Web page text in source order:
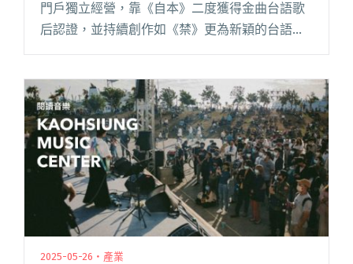
門戶獨立經營，靠《自本》二度獲得金曲台語歌
后認證，並持續創作如《禁》更為新穎的台語奇
花異草，近年觸角也更為奔放，不但與張三李
市國樂團合作演出、為電影閱讀全文 "歌手登上
歌劇院：籌備期不到四個月的曹雅雯《望南》演
唱會後記"
2025-05-26・產業